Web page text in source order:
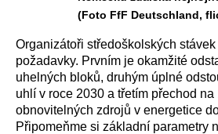
(Foto FfF Deutschland,
Organizátoři středoškolských
požadavky. Prvním je okamžité
uhelných bloků, druhým úplné
uhlí v roce 2030 a třetím přechod na
obnovitelných zdrojů v energetice
Připomeňme si základní parametry